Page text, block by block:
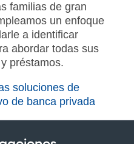
familias de gran
un enfoque
a identificar
abordar todas sus
préstamos.
soluciones de
de banca privada